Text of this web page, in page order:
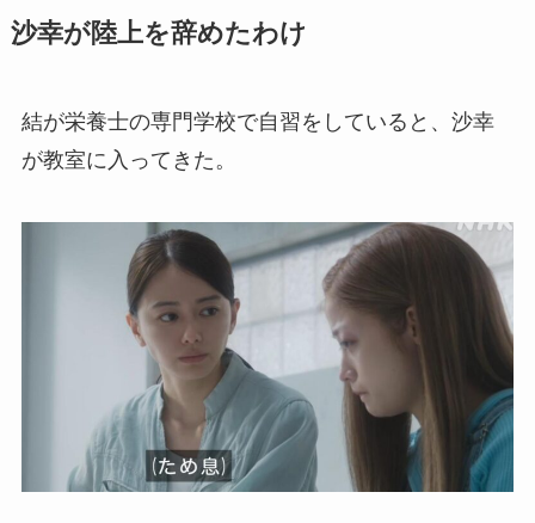
沙幸が陸上を辞めたわけ
結が栄養士の専門学校で自習をしていると、沙幸
が教室に入ってきた。